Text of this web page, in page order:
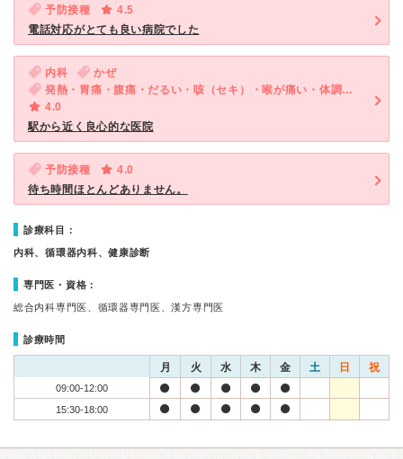
予防接種
4.5
電話対応がとても良い病院でした
内科
かぜ
発熱・胃痛・腹痛・だるい・咳（セキ）・喉が痛い・体調不良・便秘
4.0
駅から近く良心的な医院
予防接種
4.0
待ち時間ほとんどありません。
診療科目：
内科、循環器内科、健康診断
専門医・資格：
総合内科専門医、循環器専門医、漢方専門医
診療時間
月 火 水 木 金 土 日 祝
09:00-12:00
15:30-18:00